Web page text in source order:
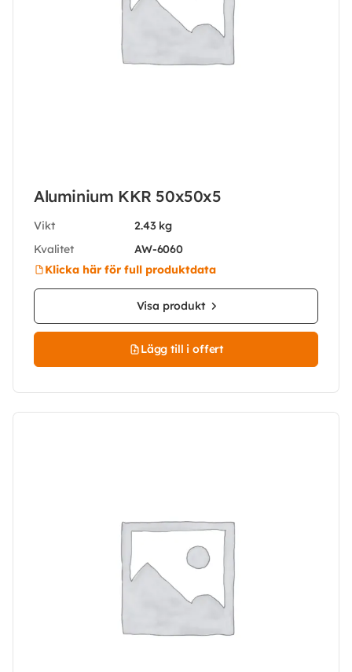
Aluminium KKR 50x50x5
Vikt
2.43 kg
Kvalitet
AW-6060
Klicka här för full produktdata
Visa produkt
Lägg till i offert